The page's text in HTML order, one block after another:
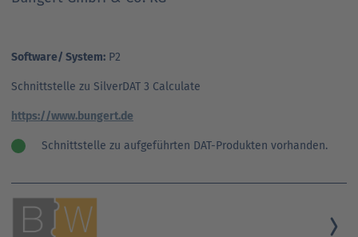
Software/ System: P2
Schnittstelle zu SilverDAT 3 Calculate
https://www.bungert.de
Schnittstelle zu aufgeführten DAT-Produkten vorhanden.